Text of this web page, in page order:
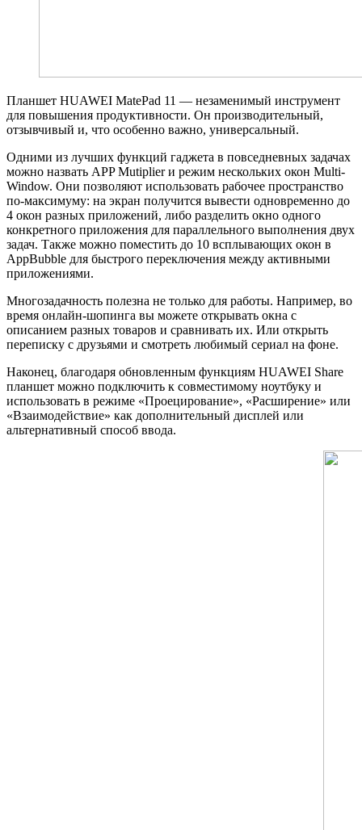
Планшет HUAWEI MatePad 11 — незаменимый инструмент
для повышения продуктивности. Он производительный,
отзывчивый и, что особенно важно, универсальный.
Одними из лучших функций гаджета в повседневных задачах
можно назвать APP Mutiplier и режим нескольких окон Multi-
Window. Они позволяют использовать рабочее пространство
по-максимуму: на экран получится вывести одновременно до
4 окон разных приложений, либо разделить окно одного
конкретного приложения для параллельного выполнения двух
задач. Также можно поместить до 10 всплывающих окон в
AppBubble для быстрого переключения между активными
приложениями.
Многозадачность полезна не только для работы. Например, во
время онлайн-шопинга вы можете открывать окна с
описанием разных товаров и сравнивать их. Или открыть
переписку с друзьями и смотреть любимый сериал на фоне.
Наконец, благодаря обновленным функциям HUAWEI Share
планшет можно подключить к совместимому ноутбуку и
использовать в режиме «Проецирование», «Расширение» или
«Взаимодействие» как дополнительный дисплей или
альтернативный способ ввода.